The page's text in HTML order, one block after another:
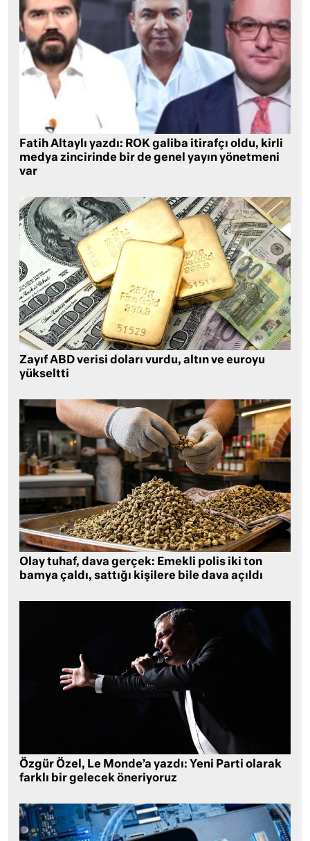
Fatih Altaylı yazdı: ROK galiba itirafçı oldu, kirli
medya zincirinde bir de genel yayın yönetmeni
var
Zayıf ABD verisi doları vurdu, altın ve euroyu
yükseltti
Olay tuhaf, dava gerçek: Emekli polis iki ton
bamya çaldı, sattığı kişilere bile dava açıldı
Özgür Özel, Le Monde’a yazdı: Yeni Parti olarak
farklı bir gelecek öneriyoruz